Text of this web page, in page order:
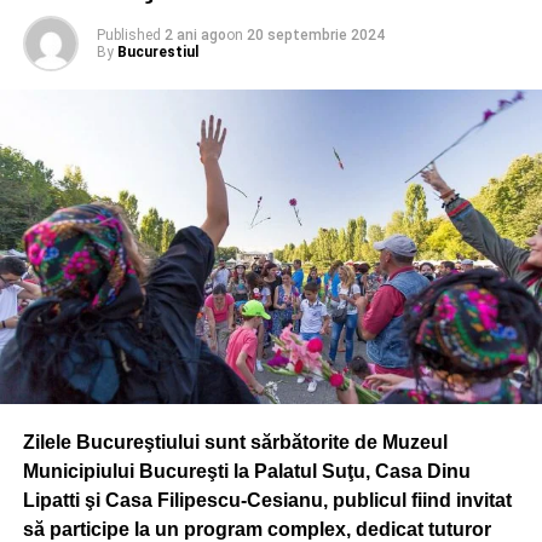
investitie din ultimii zece ani
Published 2 ani agoon 20 septembrie 2024
By Bucurestiul
Zilele Bucureştiului sunt sărbătorite de Muzeul
Municipiului Bucureşti la Palatul Suţu, Casa Dinu
Lipatti şi Casa Filipescu-Cesianu, publicul fiind invitat
să participe la un program complex, dedicat tuturor